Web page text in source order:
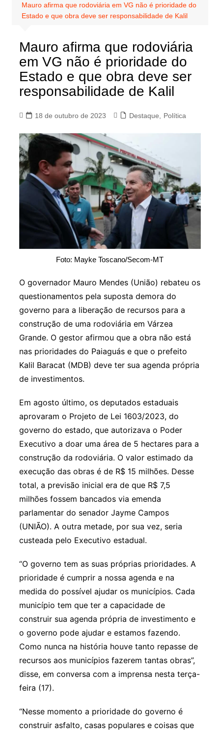
Mauro afirma que rodoviária em VG não é prioridade do
Estado e que obra deve ser responsabilidade de Kalil
Mauro afirma que rodoviária
em VG não é prioridade do
Estado e que obra deve ser
responsabilidade de Kalil
18 de outubro de 2023 Destaque Política
Foto: Mayke Toscano/Secom-MT
O governador Mauro Mendes (União) rebateu os
questionamentos pela suposta demora do
governo para a liberação de recursos para a
construção de uma rodoviária em Várzea
Grande. O gestor afirmou que a obra não está
nas prioridades do Paiaguás e que o prefeito
Kalil Baracat (MDB) deve ter sua agenda própria
de investimentos.
Em agosto último, os deputados estaduais
aprovaram o Projeto de Lei 1603/2023, do
governo do estado, que autorizava o Poder
Executivo a doar uma área de 5 hectares para a
construção da rodoviária. O valor estimado da
execução das obras é de R$ 15 milhões. Desse
total, a previsão inicial era de que R$ 7,5
milhões fossem bancados via emenda
parlamentar do senador Jayme Campos
(UNIÃO). A outra metade, por sua vez, seria
custeada pelo Executivo estadual.
“O governo tem as suas próprias prioridades. A
prioridade é cumprir a nossa agenda e na
medida do possível ajudar os municípios. Cada
município tem que ter a capacidade de
construir sua agenda própria de investimento e
o governo pode ajudar e estamos fazendo.
Como nunca na história houve tanto repasse de
recursos aos municípios fazerem tantas obras”,
disse, em conversa com a imprensa nesta terça-
feira (17).
“Nesse momento a prioridade do governo é
construir asfalto, casas populares e coisas que